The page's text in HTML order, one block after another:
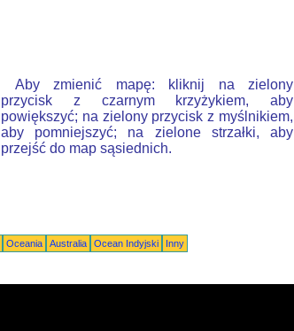
Aby zmienić mapę: kliknij na zielony
przycisk z czarnym krzyżykiem, aby
powiększyć; na zielony przycisk z myślnikiem,
aby pomniejszyć; na zielone strzałki, aby
przejść do map sąsiednich.
Oceania Australia Ocean Indyjski
Inny